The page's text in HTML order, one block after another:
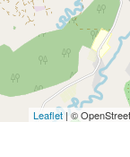
Leaflet | ©